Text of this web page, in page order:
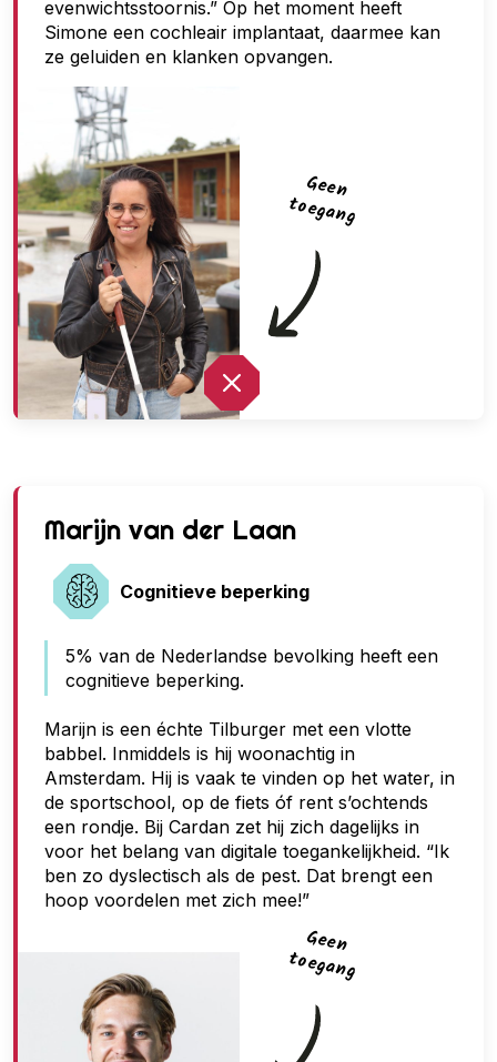
evenwichtsstoornis.” Op het moment heeft
Simone een cochleair implantaat, daarmee kan
ze geluiden en klanken opvangen.
G
een
toegan
g
G
e
o
e
g
a
n
g
Marijn van der Laan
Cognitieve beperking
5% van de Nederlandse bevolking heeft een
cognitieve beperking.
Marijn is een échte Tilburger met een vlotte
babbel. Inmiddels is hij woonachtig in
Amsterdam. Hij is vaak te vinden op het water, in
de sportschool, op de fiets óf rent s’ochtends
een rondje. Bij Cardan zet hij zich dagelijks in
voor het belang van digitale toegankelijkheid. “Ik
ben zo dyslectisch als de pest. Dat brengt een
hoop voordelen met zich mee!”
G
een
toegan
g